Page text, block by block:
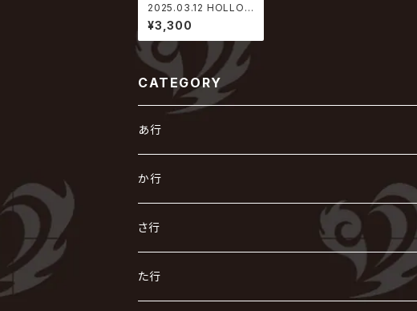
2025.03.12 HOLLO
WGRAM / MAJESTY
¥3,300
CATEGORY
あ行
あ
R指定
AIOLIN
い
IKUO
う
か行
か
怪人二十面奏
き
さ行
さ
た行